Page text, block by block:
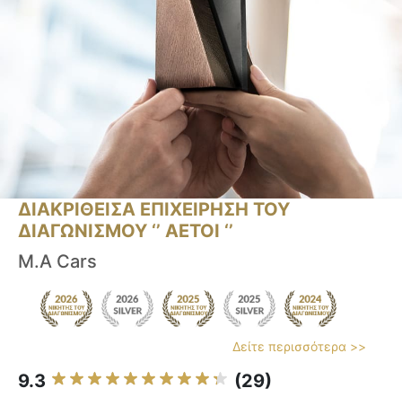
ΔΙΑΚΡΙΘΕΙΣΑ ΕΠΙΧΕΙΡΗΣΗ ΤΟΥ
ΔΙΑΓΩΝΙΣΜΟΥ ‘’ ΑΕΤΟΙ ‘’
M.A Cars
Δείτε περισσότερα >>
9.3 (29)